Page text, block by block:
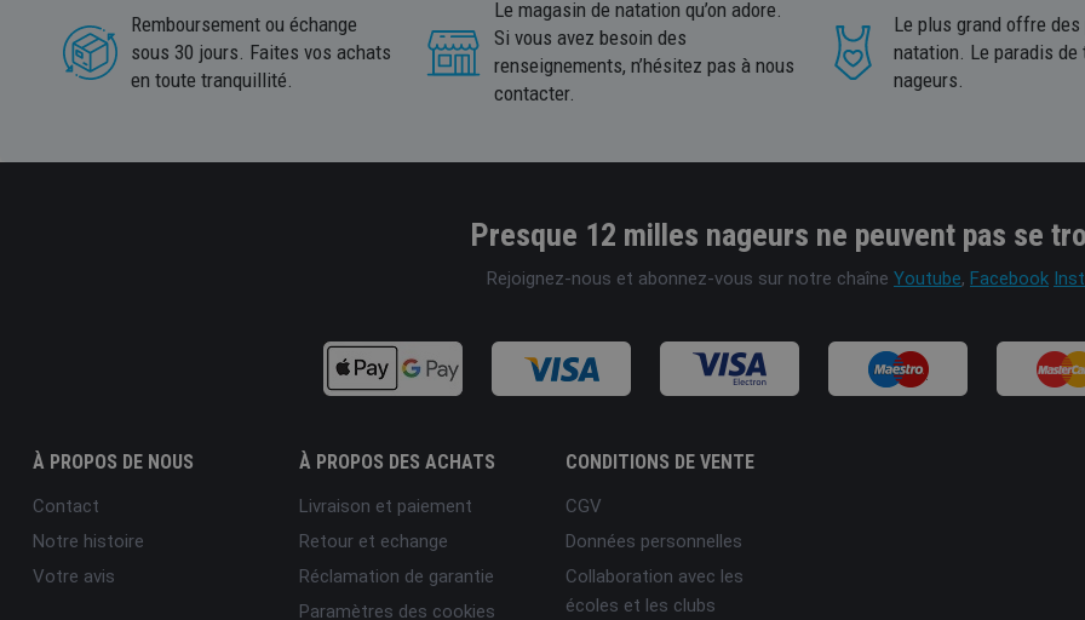
Remboursement ou échange
sous 30 jours. Faites vos achats
en toute tranquillité.
Le magasin de natation qu’on adore.
Si vous avez besoin des
renseignements, n’hésitez pas à nous
contacter.
Le plus grand offre
natation. Le paradis de
nageurs.
Presque 12 milles nageurs ne peuvent pas se
Rejoignez-nous et abonnez-vous sur notre chaîne Youtube, Facebook
À PROPOS DE NOUS
Contact
Notre histoire
Votre avis
À PROPOS DES ACHATS
Livraison et paiement
Retour et echange
Réclamation de garantie
Paramètres des cookies
CONDITIONS DE VENTE
CGV
Données personnelles
Collaboration avec les
écoles et les clubs